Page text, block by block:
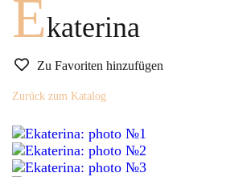
Ekaterina
Zu Favoriten hinzufügen
Zurück zum Katalog